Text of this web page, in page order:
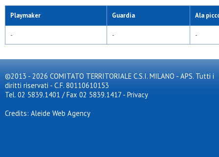
Playmaker Guardia Ala
- - -
©2013 - 2026 COMITATO TERRITORIALE C.S.I. MILANO - APS. Tutti i
diritti riservati - C.F. 80110610153
Tel. 02 5839.1401 / Fax 02 5839.1417 - Privacy
Credits: Aleide Web Agency